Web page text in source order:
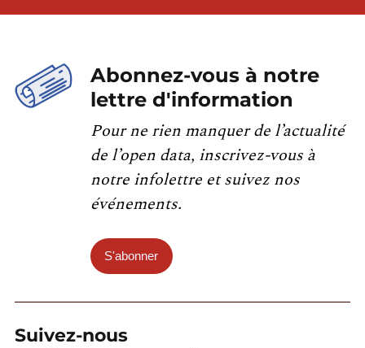
Abonnez-vous à notre
lettre d'information
Pour ne rien manquer de l’actualité
de l’open data, inscrivez-vous à
notre infolettre et suivez nos
événements.
S'abonner
Suivez-nous